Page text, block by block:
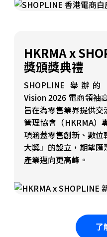
HKRMA x
獎頒獎典禮
SHOPLINE 舉辦的
Vision 2026 電商領袖
旨在為零售業界提供
管理協會（HKRMA）
項涵蓋零售創新、數
大獎」的設立，期望
產業邁向更高峰。
了